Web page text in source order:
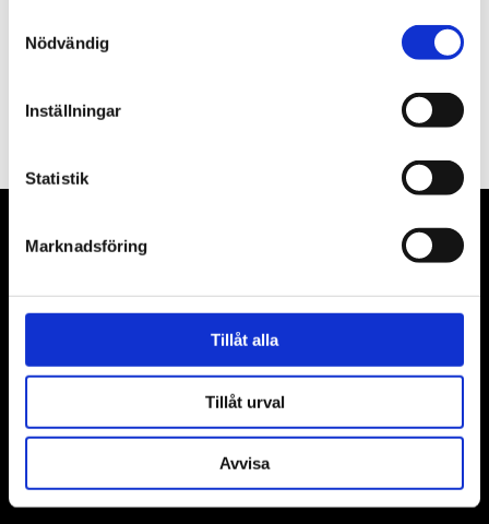
Nödvändig
Inställningar
Statistik
Marknadsföring
Tillåt alla
Tillåt urval
Avvisa
Filer
WER-agenturer AB
Adress: Elementvägen 7, 702 27 Örebro
Undrar du över något?
Mejla oss:info@wer.se
019-20 73 30